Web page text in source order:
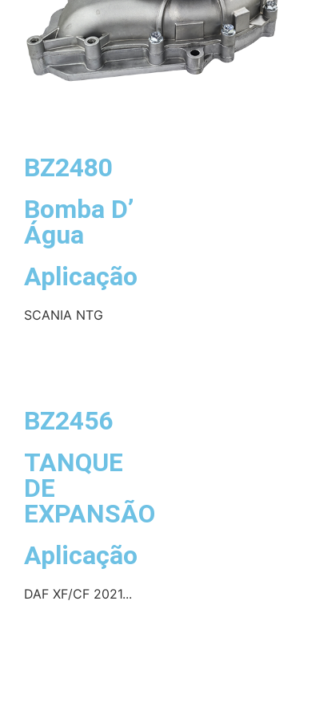
BZ2480
Bomba D’
Água
Aplicação
SCANIA NTG
BZ2456
TANQUE
DE
EXPANSÃO
Aplicação
DAF XF/CF 2021...